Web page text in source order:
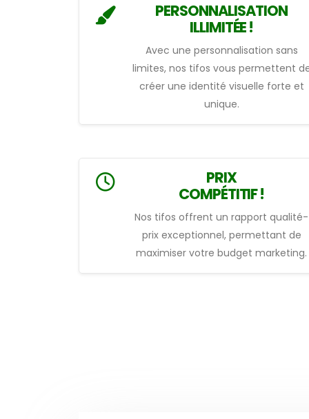
PERSONNALISATION
ILLIMITÉE !
Avec une personnalisation sans
limites, nos tifos vous permettent
créer une identité visuelle forte et
unique.
PRIX
COMPÉTITIF !
Nos tifos offrent un rapport qualité-
prix exceptionnel, permettant de
maximiser votre budget marketing.